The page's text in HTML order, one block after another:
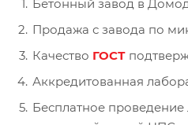
Бетонный завод в
Продажа с завода по
Качество ГОСТ
Аккредитованная
Бесплатное